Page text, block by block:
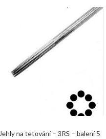
Jehly na tetování – 3RS – balení 5